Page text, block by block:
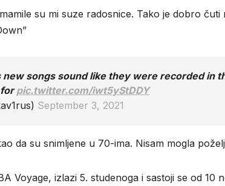
su mi suze radosnice. Tako je dobro
new songs sound like they were recorded in
forpic.twitter.com/iwt5yStDDY
September 3, 2021
da su snimljene u 70-ima. Nisam mogla
Voyage, izlazi 5. studenoga i sastoji se od 10